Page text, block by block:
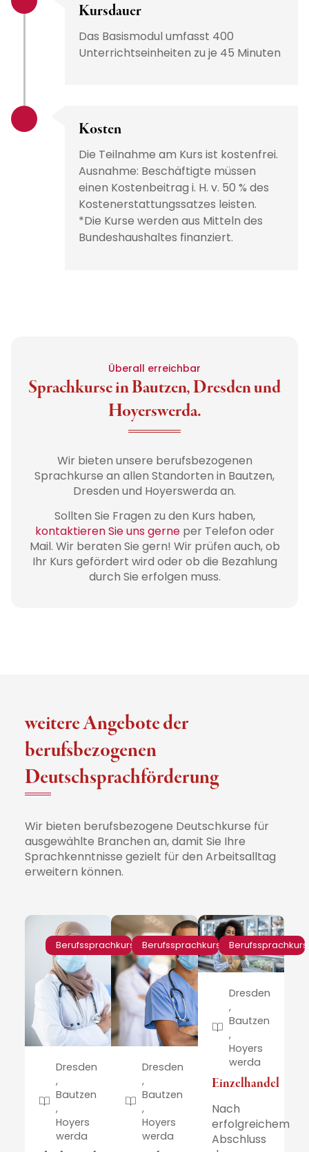
Kursdauer
Das Basismodul umfasst 400
Unterrichtseinheiten zu je 45 Minuten
Kosten
Die Teilnahme am Kurs ist kostenfrei.
Ausnahme: Beschäftigte müssen
einen Kostenbeitrag i. H. v. 50 % des
Kostenerstattungssatzes leisten.
*Die Kurse werden aus Mitteln des
Bundeshaushaltes finanziert.
Überall erreichbar
Sprachkurse in Bautzen, Dresden und
Hoyerswerda.
Wir bieten unsere berufsbezogenen
Sprachkurse an allen Standorten in Bautzen,
Dresden und Hoyerswerda an.
Sollten Sie Fragen zu den Kurs haben,
kontaktieren Sie uns gerneper Telefon oder
Mail. Wir beraten Sie gern! Wir prüfen auch, ob
Ihr Kurs gefördert wird oder ob die Bezahlung
durch Sie erfolgen muss.
weitere Angebote der
berufsbezogenen
Deutschsprachförderung
Wir bieten berufsbezogene Deutschkurse für
ausgewählte Branchen an, damit Sie Ihre
Sprachkenntnisse gezielt für den Arbeitsalltag
erweitern können.
Berufssprachkurs
Dresden
,
Bautzen
,
Hoyers
werda
Berufssprachkurs
Dresden
,
Bautzen
,
Hoyers
werda
Berufssprachkurs
Dresden
,
Bautzen
,
Hoyers
werda
Einzelhandel
Nach
erfolgreichem
Abschluss